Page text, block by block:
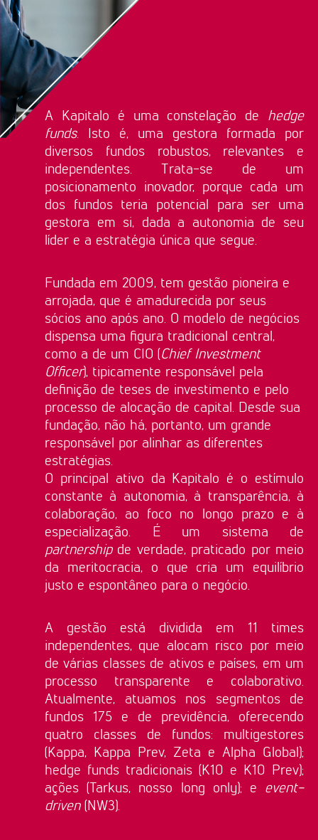
A Kapitalo é uma constelação de hedge
funds. Isto é, uma gestora formada por
diversos fundos robustos, relevantes e
independentes. Trata-se de um
posicionamento inovador, porque cada um
dos fundos teria potencial para ser uma
gestora em si, dada a autonomia de seu
líder e a estratégia única que segue.
Fundada em 2009, tem gestão pioneira e
arrojada, que é amadurecida por seus
sócios ano após ano. O modelo de negócios
dispensa uma figura tradicional central,
como a de um CIO (Chief Investment
Officer), tipicamente responsável pela
definição de teses de investimento e pelo
processo de alocação de capital. Desde sua
fundação, não há, portanto, um grande
responsável por alinhar as diferentes
estratégias.
O principal ativo da Kapitalo é o estímulo
constante à autonomia, à transparência, à
colaboração, ao foco no longo prazo e à
especialização. É um sistema de
partnershipde verdade, praticado por meio
da meritocracia, o que cria um equilíbrio
justo e espontâneo para o negócio.
A gestão está dividida em 11 times
independentes, que alocam risco por meio
de várias classes de ativos e países, em um
processo transparente e colaborativo.
Atualmente, atuamos nos segmentos de
fundos 175 e de previdência, oferecendo
quatro classes de fundos: multigestores
(Kappa, Kappa Prev, Zeta e Alpha Global);
hedge funds tradicionais (K10 e K10 Prev);
ações (Tarkus, nosso long only); e event-
driven(NW3).